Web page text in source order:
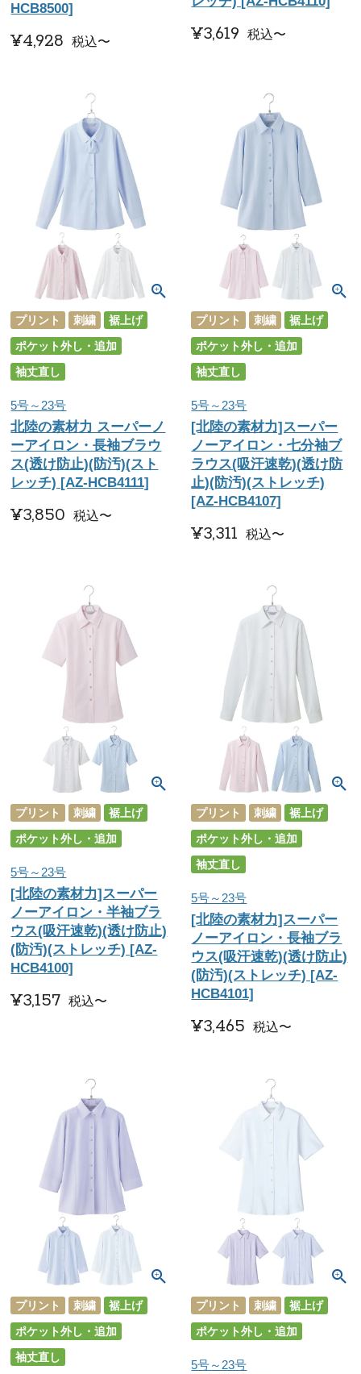
HCB8500]
¥4,928 税込〜 ¥3,619 税込〜
プリント 刺繍
裾上げ
ポケット外し・追加
袖丈直し
5号～23号
北陸の素材力 スーパーノ
ーアイロン・長袖ブラウ
ス(透け防止)(防汚)(スト
レッチ) [AZ-HCB4111]
¥3,850 税込〜
プリント 刺繍
裾上げ
ポケット外し・追加
袖丈直し
5号～23号
[北陸の素材力]スーパー
ノーアイロン・七分袖ブ
ラウス(吸汗速乾)(透け防
止)(防汚)(ストレッチ)
[AZ-HCB4107]
¥3,311 税込〜
プリント 刺繍
裾上げ
ポケット外し・追加
5号～23号
[北陸の素材力]スーパー
ノーアイロン・半袖ブラ
ウス(吸汗速乾)(透け防止)
(防汚)(ストレッチ) [AZ-
HCB4100]
¥3,157 税込〜
プリント 刺繍
裾上げ
ポケット外し・追加
袖丈直し
5号～23号
[北陸の素材力]スーパー
ノーアイロン・長袖ブラ
ウス(吸汗速乾)(透け防止)
(防汚)(ストレッチ) [AZ-
HCB4101]
¥3,465 税込〜
プリント 刺繍
裾上げ
ポケット外し・追加
袖丈直し
プリント 刺繍
裾上げ
ポケット外し・追加
5号～23号